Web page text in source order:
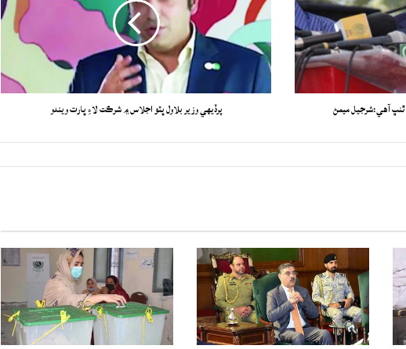
آهي:شرجيل ميمڻ پرڏيهي وزير بلاول ڀٽو اجلاس ۾ شرڪت لاءِ ڀارت ويندو